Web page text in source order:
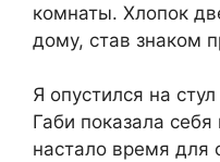
комнаты. Хлопок
дому, став знаком
Я опустился на
Габи показала
настало время для